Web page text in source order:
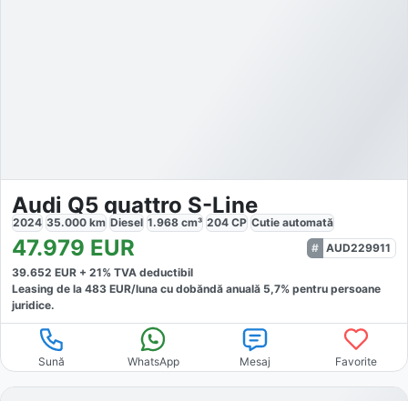
Audi Q5 quattro S-Line
2024 35.000 km Diesel 1.968 cm³ 204 CP Cutie automată
47.979 EUR
AUD229911
39.652 EUR + 21% TVA deductibil
Leasing de la 483 EUR/luna cu dobăndă anuală 5,7% pentru persoane
juridice.
Sună WhatsApp Mesaj Favorite